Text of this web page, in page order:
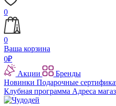
0
0
Ваша корзина
0₽
Акции
Бренды
Новинки Подарочные
Клубная программа Адреса